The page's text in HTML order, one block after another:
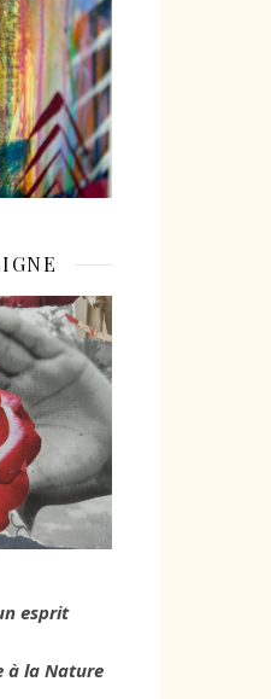
esprit
à la Nature